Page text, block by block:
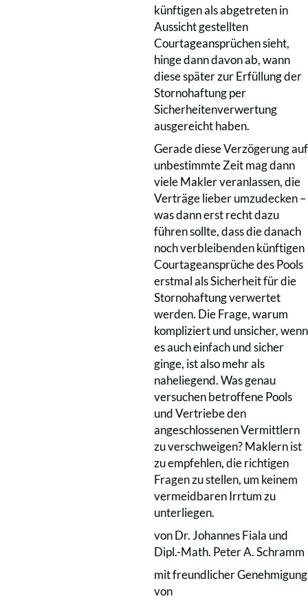
künftigen als abgetreten in
Aussicht gestellten
Courtageansprüchen sieht,
hinge dann davon ab, wann
diese später zur Erfüllung der
Stornohaftung per
Sicherheitenverwertung
ausgereicht haben.
Gerade diese Verzögerung auf
unbestimmte Zeit mag dann
viele Makler veranlassen, die
Verträge lieber umzudecken –
was dann erst recht dazu
führen sollte, dass die danach
noch verbleibenden künftigen
Courtageansprüche des Pools
erstmal als Sicherheit für die
Stornohaftung verwertet
werden. Die Frage, warum
kompliziert und unsicher, wenn
es auch einfach und sicher
ginge, ist also mehr als
naheliegend. Was genau
versuchen betroffene Pools
und Vertriebe den
angeschlossenen Vermittlern
zu verschweigen? Maklern ist
zu empfehlen, die richtigen
Fragen zu stellen, um keinem
vermeidbaren Irrtum zu
unterliegen.
von Dr. Johannes Fiala und
Dipl.-Math. Peter A. Schramm
mit freundlicher Genehmigung
von